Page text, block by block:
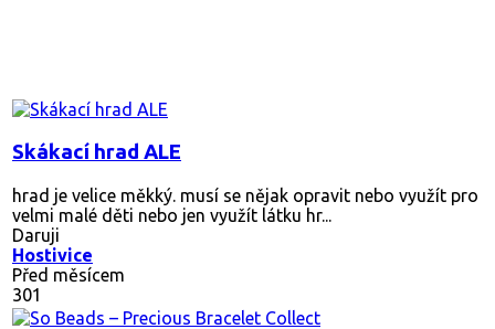
Skákací hrad ALE
hrad je velice měkký. musí se nějak opravit nebo využít pro
velmi malé děti nebo jen využít látku hr...
Daruji
Hostivice
Před měsícem
301